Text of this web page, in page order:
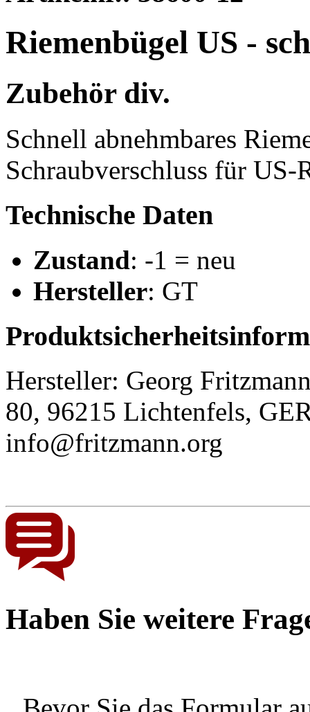
Riemenbügel US -
Zubehör div.
Schnell abnehmbares
Schraubverschluss für US-
Technische Daten
Zustand: -1 = neu
Hersteller: GT
Hersteller: Georg
80, 96215 Lichtenfels,
info@fritzmann.org
Haben Sie weitere